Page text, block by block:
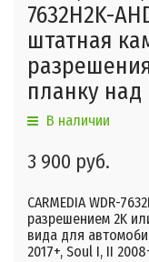
7632H2K-
штатная
планку
В наличии
3 900 руб.
CARMEDIA WDR-
разрешением 2K
вида для
2017+, Soul I, II